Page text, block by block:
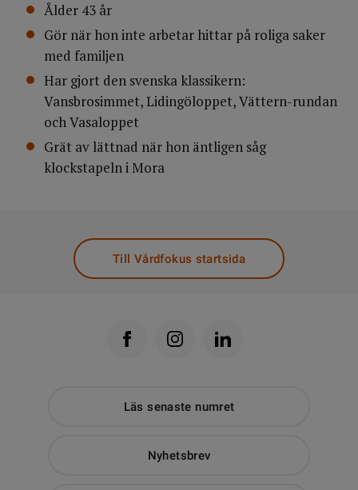
Ålder 43 år
Gör när hon inte arbetar hittar på roliga saker
med familjen
Har gjort den svenska klassikern:
Vansbrosimmet, Lidingöloppet, Vättern-rundan
och Vasaloppet
Grät av lättnad när hon äntligen såg
klockstapeln i Mora
Till Vårdfokus startsida
Läs senaste numret
Nyhetsbrev